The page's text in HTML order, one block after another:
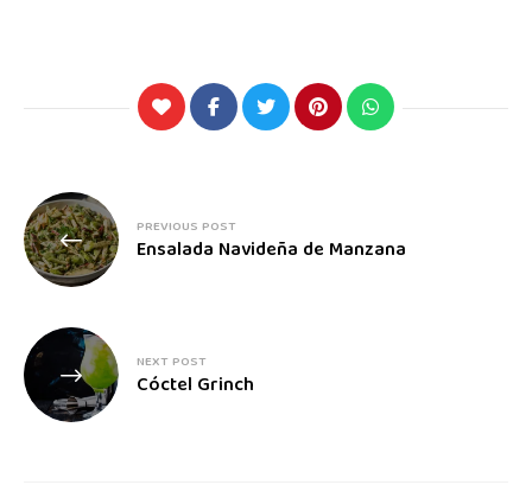
PREVIOUS POST
Ensalada Navideña de Manzana
NEXT POST
Cóctel Grinch